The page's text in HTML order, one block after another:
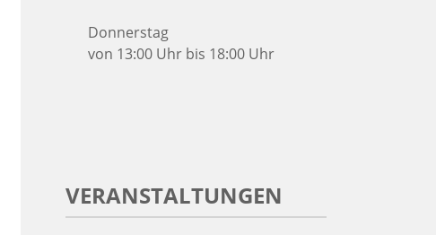
Donnerstag
von 13:00 Uhr bis 18:00 Uhr
VERANSTALTUNGEN